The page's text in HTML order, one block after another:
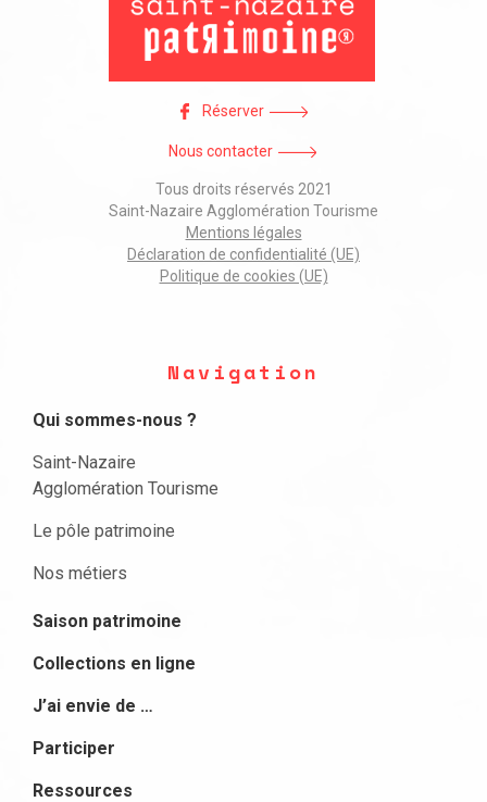
Réserver
Nous contacter
Tous droits réservés 2021
Saint-Nazaire Agglomération Tourisme
Mentions légales
Déclaration de confidentialité (UE)
Politique de cookies (UE)
Navigation
Qui sommes-nous ?
Saint-Nazaire
Agglomération Tourisme
Le pôle patrimoine
Nos métiers
Saison patrimoine
Collections en ligne
J’ai envie de …
Participer
Ressources